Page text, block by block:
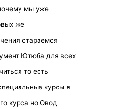
мы уже
же
стараемся
Ютюба для всех
то есть
курсы я
курса но Овод